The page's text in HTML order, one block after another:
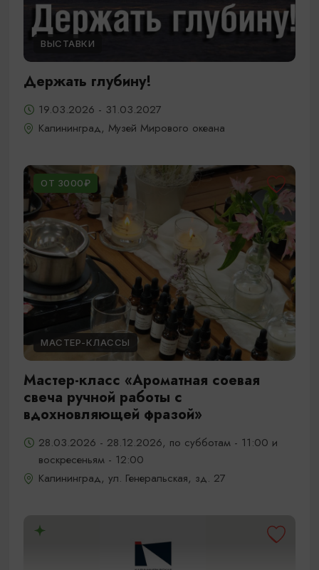
ВЫСТАВКИ
Держать глубину!
19.03.2026 - 31.03.2027
Калининград, Музей Мирового океана
ОТ 3000₽
МАСТЕР-КЛАССЫ
Мастер-класс «Ароматная соевая
свеча ручной работы с
вдохновляющей фразой»
28.03.2026 - 28.12.2026, по субботам - 11:00 и
воскресеньям - 12:00
Калининград, ул. Генеральская, зд. 27